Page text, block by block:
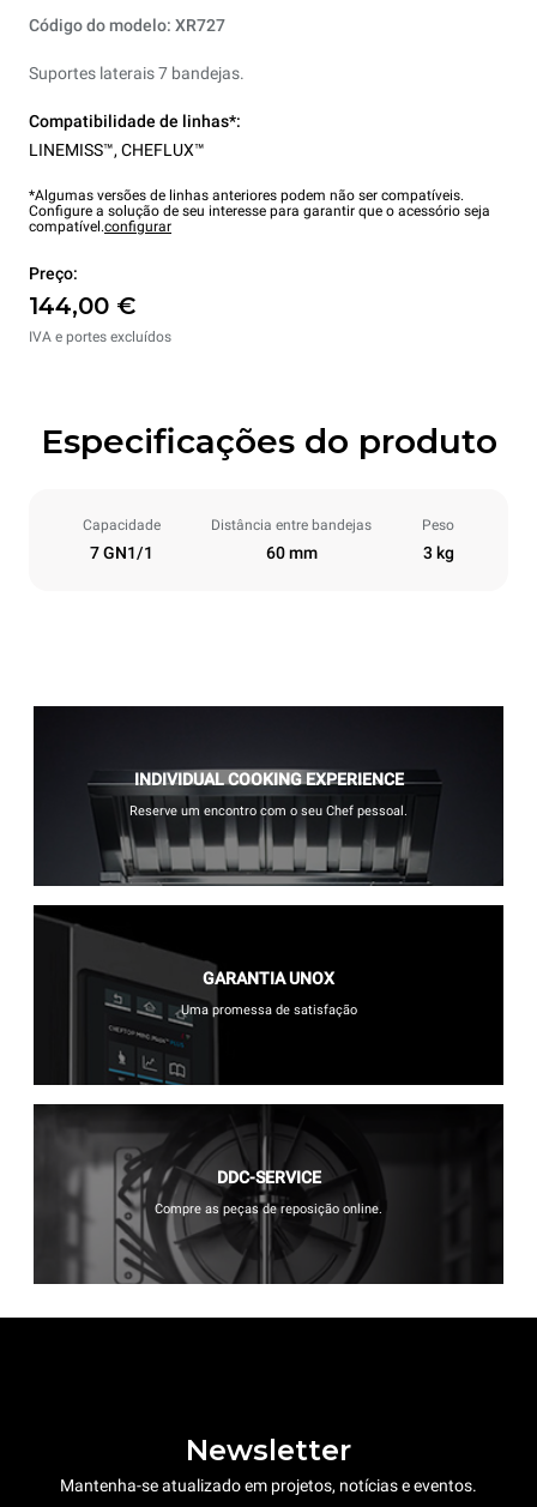
Código do modelo: XR727
Suportes laterais 7 bandejas.
Compatibilidade de linhas*:
LINEMISS™, CHEFLUX™
*Algumas versões de linhas anteriores podem não ser compatíveis.
Configure a solução de seu interesse para garantir que o acessório seja
compatível.configurar
Preço:
144,00 €
IVA e portes excluídos
Especificações do produto
Capacidade
7 GN1/1
Distância entre bandejas
60 mm
Peso
3 kg
INDIVIDUAL COOKING EXPERIENCE
Reserve um encontro com o seu Chef pessoal.
GARANTIA UNOX
Uma promessa de satisfação
DDC-SERVICE
Compre as peças de reposição online.
Newsletter
Mantenha-se atualizado em projetos, notícias e eventos.